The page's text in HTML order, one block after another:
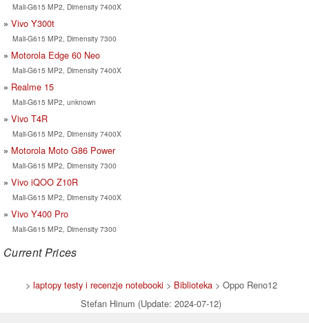
Mali-G615 MP2, Dimensity 7400X
Vivo Y300t
Mali-G615 MP2, Dimensity 7300
Motorola Edge 60 Neo
Mali-G615 MP2, Dimensity 7400X
Realme 15
Mali-G615 MP2, unknown
Vivo T4R
Mali-G615 MP2, Dimensity 7400X
Motorola Moto G86 Power
Mali-G615 MP2, Dimensity 7300
Vivo iQOO Z10R
Mali-G615 MP2, Dimensity 7400X
Vivo Y400 Pro
Mali-G615 MP2, Dimensity 7300
Current Prices
> laptopy testy i recenzje notebooki > Biblioteka> Oppo Reno12
Stefan Hinum (Update: 2024-07-12)